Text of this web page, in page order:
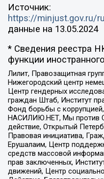
Источник:
https://minjust.gov.ru/
данные на 13.05.2024
* Сведения реестра
функции
Лилит, Правозащитная
Нижегородский центр
Центр гендерных
граждан Штаб, Институт
Фонд борьбы с
НАСИЛИЮ.НЕТ, Мы против
действие, Открытый
Правовая инициатива,
Ерушалаим, Центр
средств массовой
прав заключенных,
движений, Центр